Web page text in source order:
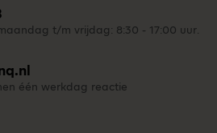
t/m vrijdag: 8:30 - 17:00 uur.
één werkdag reactie